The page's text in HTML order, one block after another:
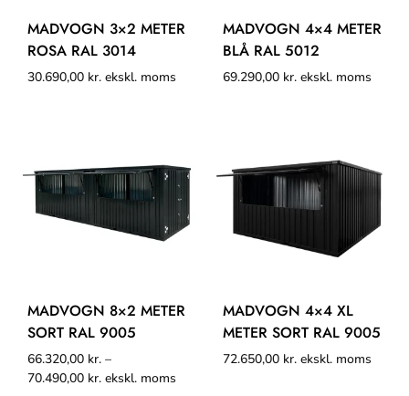
MADVOGN 3×2 METER
ROSA RAL 3014
30.690,00 kr. ekskl. moms
MADVOGN 4×4 METER
BLÅ RAL 5012
69.290,00 kr. ekskl. moms
MADVOGN 8×2 METER
SORT RAL 9005
66.320,00 kr. –
70.490,00 kr. ekskl. moms
MADVOGN 4×4 XL
METER SORT RAL 9005
72.650,00 kr. ekskl. moms